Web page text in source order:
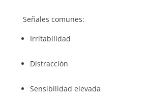
Señales comunes:
Irritabilidad
Distracción
Sensibilidad elevada